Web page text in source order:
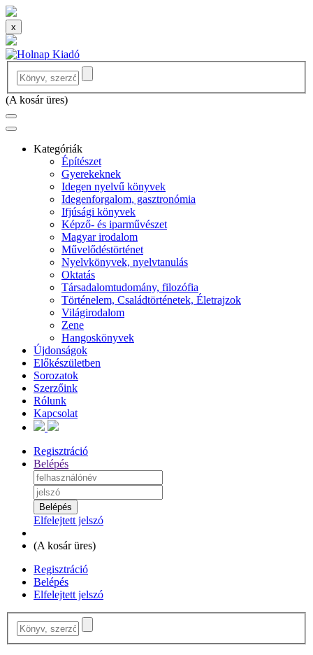
x
(A kosár üres)
Kategóriák
Építészet
Gyerekeknek
Idegen nyelvű könyvek
Idegenforgalom, gasztronómia
Ifjúsági könyvek
Képző- és iparművészet
Magyar irodalom
Művelődéstörténet
Nyelvkönyvek, nyelvtanulás
Oktatás
Társadalomtudomány, filozófia
Történelem, Családtörténetek, Életrajzok
Világirodalom
Zene
Hangoskönyvek
Újdonságok
Előkészületben
Sorozatok
Szerzőink
Rólunk
Kapcsolat
Regisztráció
Belépés
Elfelejtett jelszó
(A kosár üres)
Regisztráció
Belépés
Elfelejtett jelszó